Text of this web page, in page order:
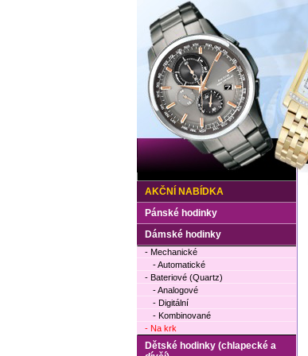
AKČNÍ NABÍDKA
Pánské hodinky
Dámské hodinky
- Mechanické
- Automatické
- Bateriové (Quartz)
- Analogové
- Digitální
- Kombinované
- Na krk
Dětské hodinky (chlapecké a